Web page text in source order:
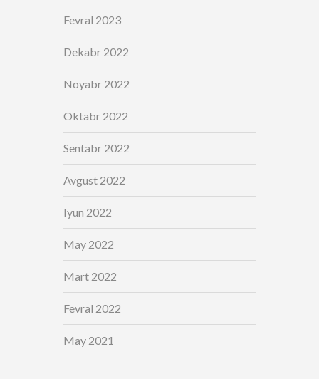
Fevral 2023
Dekabr 2022
Noyabr 2022
Oktabr 2022
Sentabr 2022
Avgust 2022
Iyun 2022
May 2022
Mart 2022
Fevral 2022
May 2021